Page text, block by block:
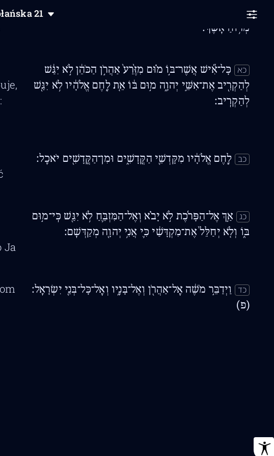
21אֽוֹ־גִבֵּ֣ן אוֹ־דַ֔ק א֖וֹ תְּבַלֻּ֣ל בְּעֵינ֑וֹ א֤וֹ גָרָב֙ א֣וֹ יַלֶּ֔פֶת א֖וֹ
מְר֥וֹחַ אָֽשֶׁךְ׃
כא
כָּל־אִ֞ישׁ אֲשֶׁר־בּ֣וֹ מ֗וּם מִזֶּ֙רַע֙ אַהֲרֹ֣ן הַכֹּהֵ֔ן לֹ֣א יִגַּ֔שׁ
לְהַקְרִ֖יב אֶת־אִשֵּׁ֣י יְהוָ֑ה מ֣וּם בּ֔וֹ אֵ֚ת לֶ֣חֶם אֱלֹהָ֔יו לֹ֥א יִגַּ֖שׁ
לְהַקְרִֽיב׃
כב לֶ֣חֶם אֱלֹהָ֔יו מִקָּדְשֵׁ֖י הַקֳּדָשִׁ֑ים וּמִן־הַקֳּדָשִׁ֖ים יֹאכֵֽל׃
כג
אַ֣ךְ אֶל־הַפָּרֹ֜כֶת לֹ֣א יָבֹ֗א וְאֶל־הַמִּזְבֵּ֛חַ לֹ֥א יִגַּ֖שׁ כִּֽי־מ֣וּם
בּ֑וֹ וְלֹ֤א יְחַלֵּל֙ אֶת־מִקְדָּשַׁ֔י כִּ֛י אֲנִ֥י יְהוָ֖ה מְקַדְּשָֽׁם׃
Ja
כד
וַיְדַבֵּ֣ר מֹשֶׁ֔ה אֶֽל־אַהֲרֹ֖ן וְאֶל־בָּנָ֑יו וְאֶֽל־כָּל־בְּנֵ֖י יִשְׂרָאֵֽל׃
(פ)